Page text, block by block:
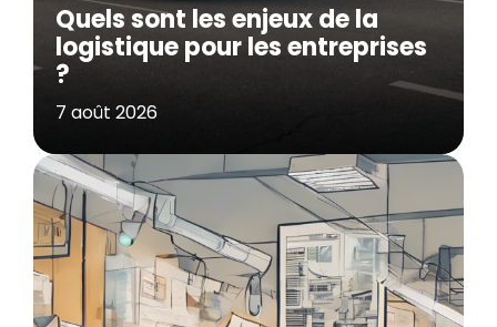
Quels sont les enjeux de la
logistique pour les entreprises
?
7 août 2026